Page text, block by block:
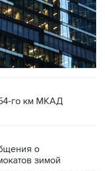
го км МКАД
о
зимой